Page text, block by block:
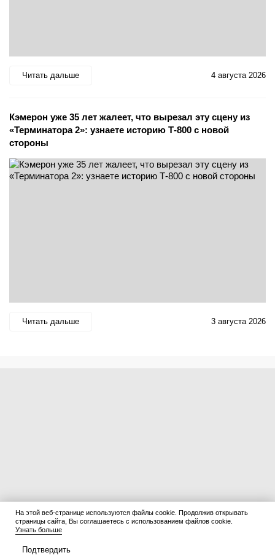
Читать дальше 4 августа 2026
Кэмерон уже 35 лет жалеет, что вырезал эту сцену из
«Терминатора 2»: узнаете историю Т-800 с новой
стороны
Читать дальше 3 августа 2026
На этой веб-странице используются файлы cookie. Продолжив открывать
страницы сайта, Вы соглашаетесь с использованием файлов cookie.
Узнать больше
Подтвердить